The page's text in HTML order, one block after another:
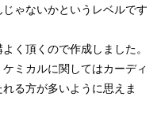
ゃないかというレベルです
く頂くので作成しました。
ミカルに関してはカーディ
る方が多いように思えま